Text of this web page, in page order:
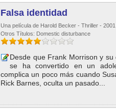
Falsa identidad
Una película de Harold Becker - Thriller - 2001
Otros Títulos: Domestic disturbance
Desde que Frank Morrison y
se ha convertido en un
complica un poco más cuando
Rick Barnes, oculta un pasado...